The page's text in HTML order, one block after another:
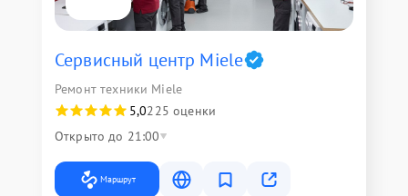
Сервисный центр Miele
Ремонт техники Miele
5,0225 оценки
Открыто до 21:00
Маршрут